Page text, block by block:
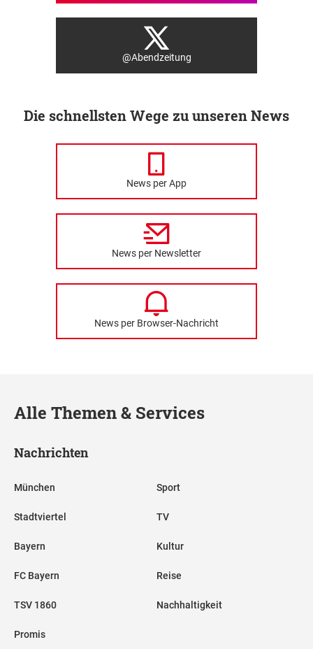
@Abendzeitung
Die schnellsten Wege zu unseren News
News per App
News per Newsletter
News per Browser-Nachricht
Alle Themen & Services
Nachrichten
München
Stadtviertel
Bayern
FC Bayern
TSV 1860
Promis
Sport
TV
Kultur
Reise
Nachhaltigkeit